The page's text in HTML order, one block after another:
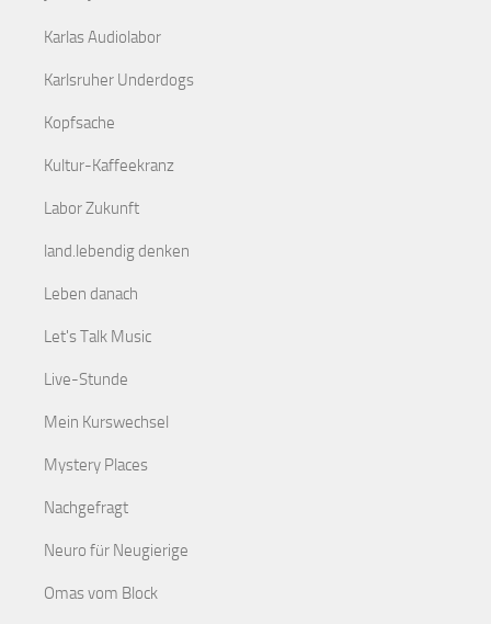
Karlas Audiolabor
Karlsruher Underdogs
Kopfsache
Kultur-Kaffeekranz
Labor Zukunft
land.lebendig denken
Leben danach
Let's Talk Music
Live-Stunde
Mein Kurswechsel
Mystery Places
Nachgefragt
Neuro für Neugierige
Omas vom Block